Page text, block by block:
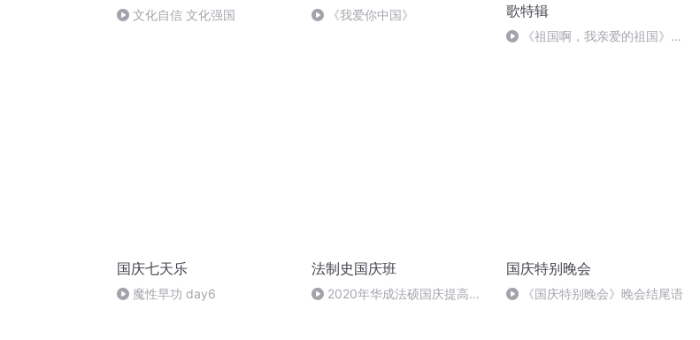
文化自信 文化强国 《我爱你中国》
歌特辑
《祖国啊，我亲爱的祖国》温
国庆七天乐
魔性早功 day6
法制史国庆班
2020年华成法硕国庆提高班
国庆特别晚会
《国庆特别晚会》晚会结尾语